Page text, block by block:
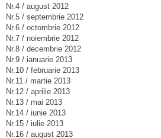
Nr.4 / august 2012
Nr.5 / septembrie 2012
Nr.6 / octombrie 2012
Nr.7 / noiembrie 2012
Nr.8 / decembrie 2012
Nr.9 / ianuarie 2013
Nr.10 / februarie 2013
Nr.11 / martie 2013
Nr.12 / aprilie 2013
Nr.13 / mai 2013
Nr.14 / iunie 2013
Nr.15 / iulie 2013
Nr.16 / august 2013